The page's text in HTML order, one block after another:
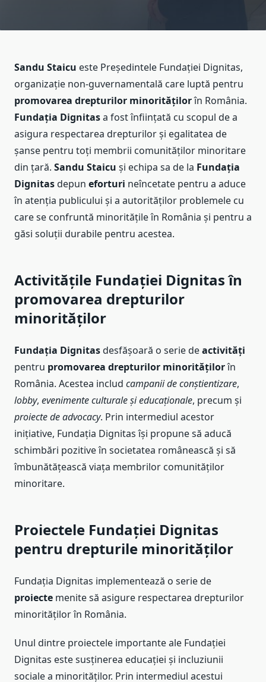
Sandu Staicu este Președintele Fundației Dignitas,
organizație non-guvernamentală care luptă pentru
promovarea drepturilor minoritățilorîn România.
Fundația Dignitasa fost înființată cu scopul de a
asigura respectarea drepturilor și egalitatea de
șanse pentru toți membrii comunităților minoritare
din țară. Sandu Staicu și echipa sa de la Fundația
Dignitasdepun eforturi neîncetate pentru a aduce
în atenția publicului și a autorităților problemele cu
care se confruntă minoritățile în România și pentru a
găsi soluții durabile pentru acestea.
Activitățile Fundației Dignitas în
promovarea drepturilor
minorităților
Fundația Dignitasdesfășoară o serie deactivități
pentru promovarea drepturilor minoritățilorîn
România. Acestea includ campanii de conștientizare,
lobby, evenimente culturale și educaționale, precum și
proiecte de advocacy. Prin intermediul acestor
inițiative, Fundația Dignitas își propune să aducă
schimbări pozitive în societatea românească și să
îmbunătățească viața membrilor comunităților
minoritare.
Proiectele Fundației Dignitas
pentru drepturile minorităților
Fundația Dignitas implementează o serie de
proiecte menite să asigure respectarea drepturilor
minorităților în România.
Unul dintre proiectele importante ale Fundației
Dignitas este susținerea educației și incluziunii
sociale a minorităților. Prin intermediul acestui